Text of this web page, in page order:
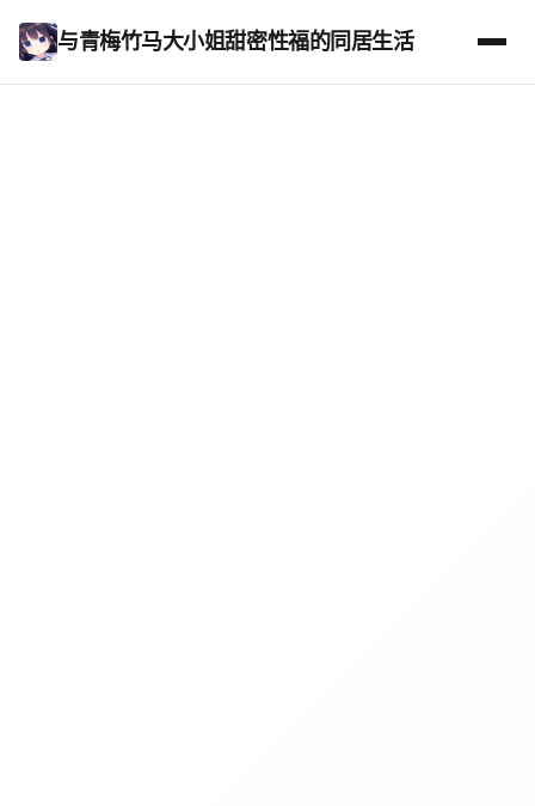
与青梅竹马大小姐甜密性福的同居生活